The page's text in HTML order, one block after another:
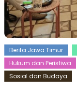
Berita Jawa Timur
Hukum dan Peristiwa
Sosial dan Budaya